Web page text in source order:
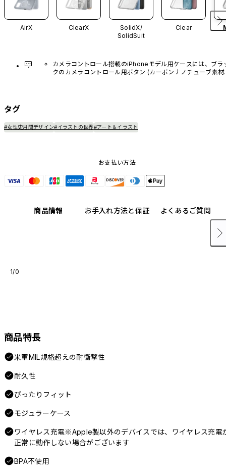
AirX ClearX
SolidX/
SolidSuit
Clear
カメラコントロール搭載のiPhoneモデル用ケースには、ブラ
クのカメラコントロール用ボタン (カーボンナノチューブ素材)
タグ
#女性史月間デザイン#イラストの世界#アート＆イラスト
お支払い方法
商品情報 お手入れ方法と保証 よくあるご質問
1/0
商品特長
米軍MIL規格超えの耐衝撃性
耐久性
ぴったりフィット
モジュラーケース
ワイヤレス充電※Apple製以外のデバイスでは、ワイヤレス充電
正常に動作しない場合がございます
BPA不使用